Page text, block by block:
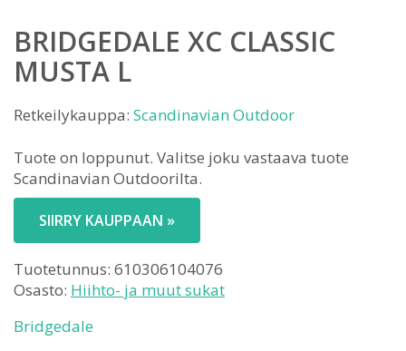
BRIDGEDALE XC CLASSIC
MUSTA L
Retkeilykauppa: Scandinavian Outdoor
Tuote on loppunut. Valitse joku vastaava tuote
Scandinavian Outdoorilta.
SIIRRY KAUPPAAN »
Tuotetunnus: 610306104076
Osasto: Hiihto- ja muut sukat
Bridgedale